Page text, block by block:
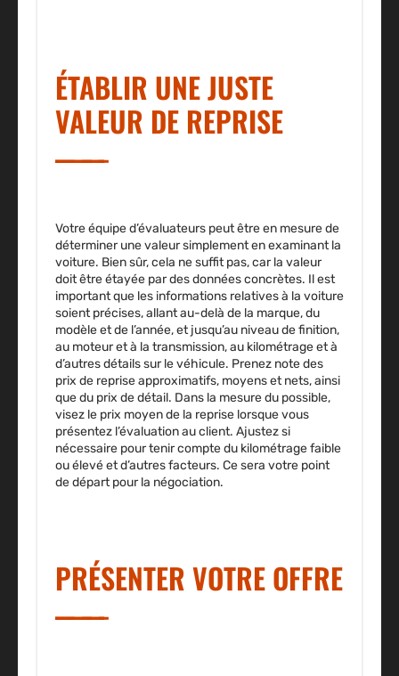
ÉTABLIR UNE JUSTE
VALEUR DE REPRISE
Votre équipe d’évaluateurs peut être en mesure de
déterminer une valeur simplement en examinant la
voiture. Bien sûr, cela ne suffit pas, car la valeur
doit être étayée par des données concrètes. Il est
important que les informations relatives à la voiture
soient précises, allant au-delà de la marque, du
modèle et de l’année, et jusqu’au niveau de finition,
au moteur et à la transmission, au kilométrage et à
d’autres détails sur le véhicule. Prenez note des
prix de reprise approximatifs, moyens et nets, ainsi
que du prix de détail. Dans la mesure du possible,
visez le prix moyen de la reprise lorsque vous
présentez l’évaluation au client. Ajustez si
nécessaire pour tenir compte du kilométrage faible
ou élevé et d’autres facteurs. Ce sera votre point
de départ pour la négociation.
PRÉSENTER VOTRE OFFRE